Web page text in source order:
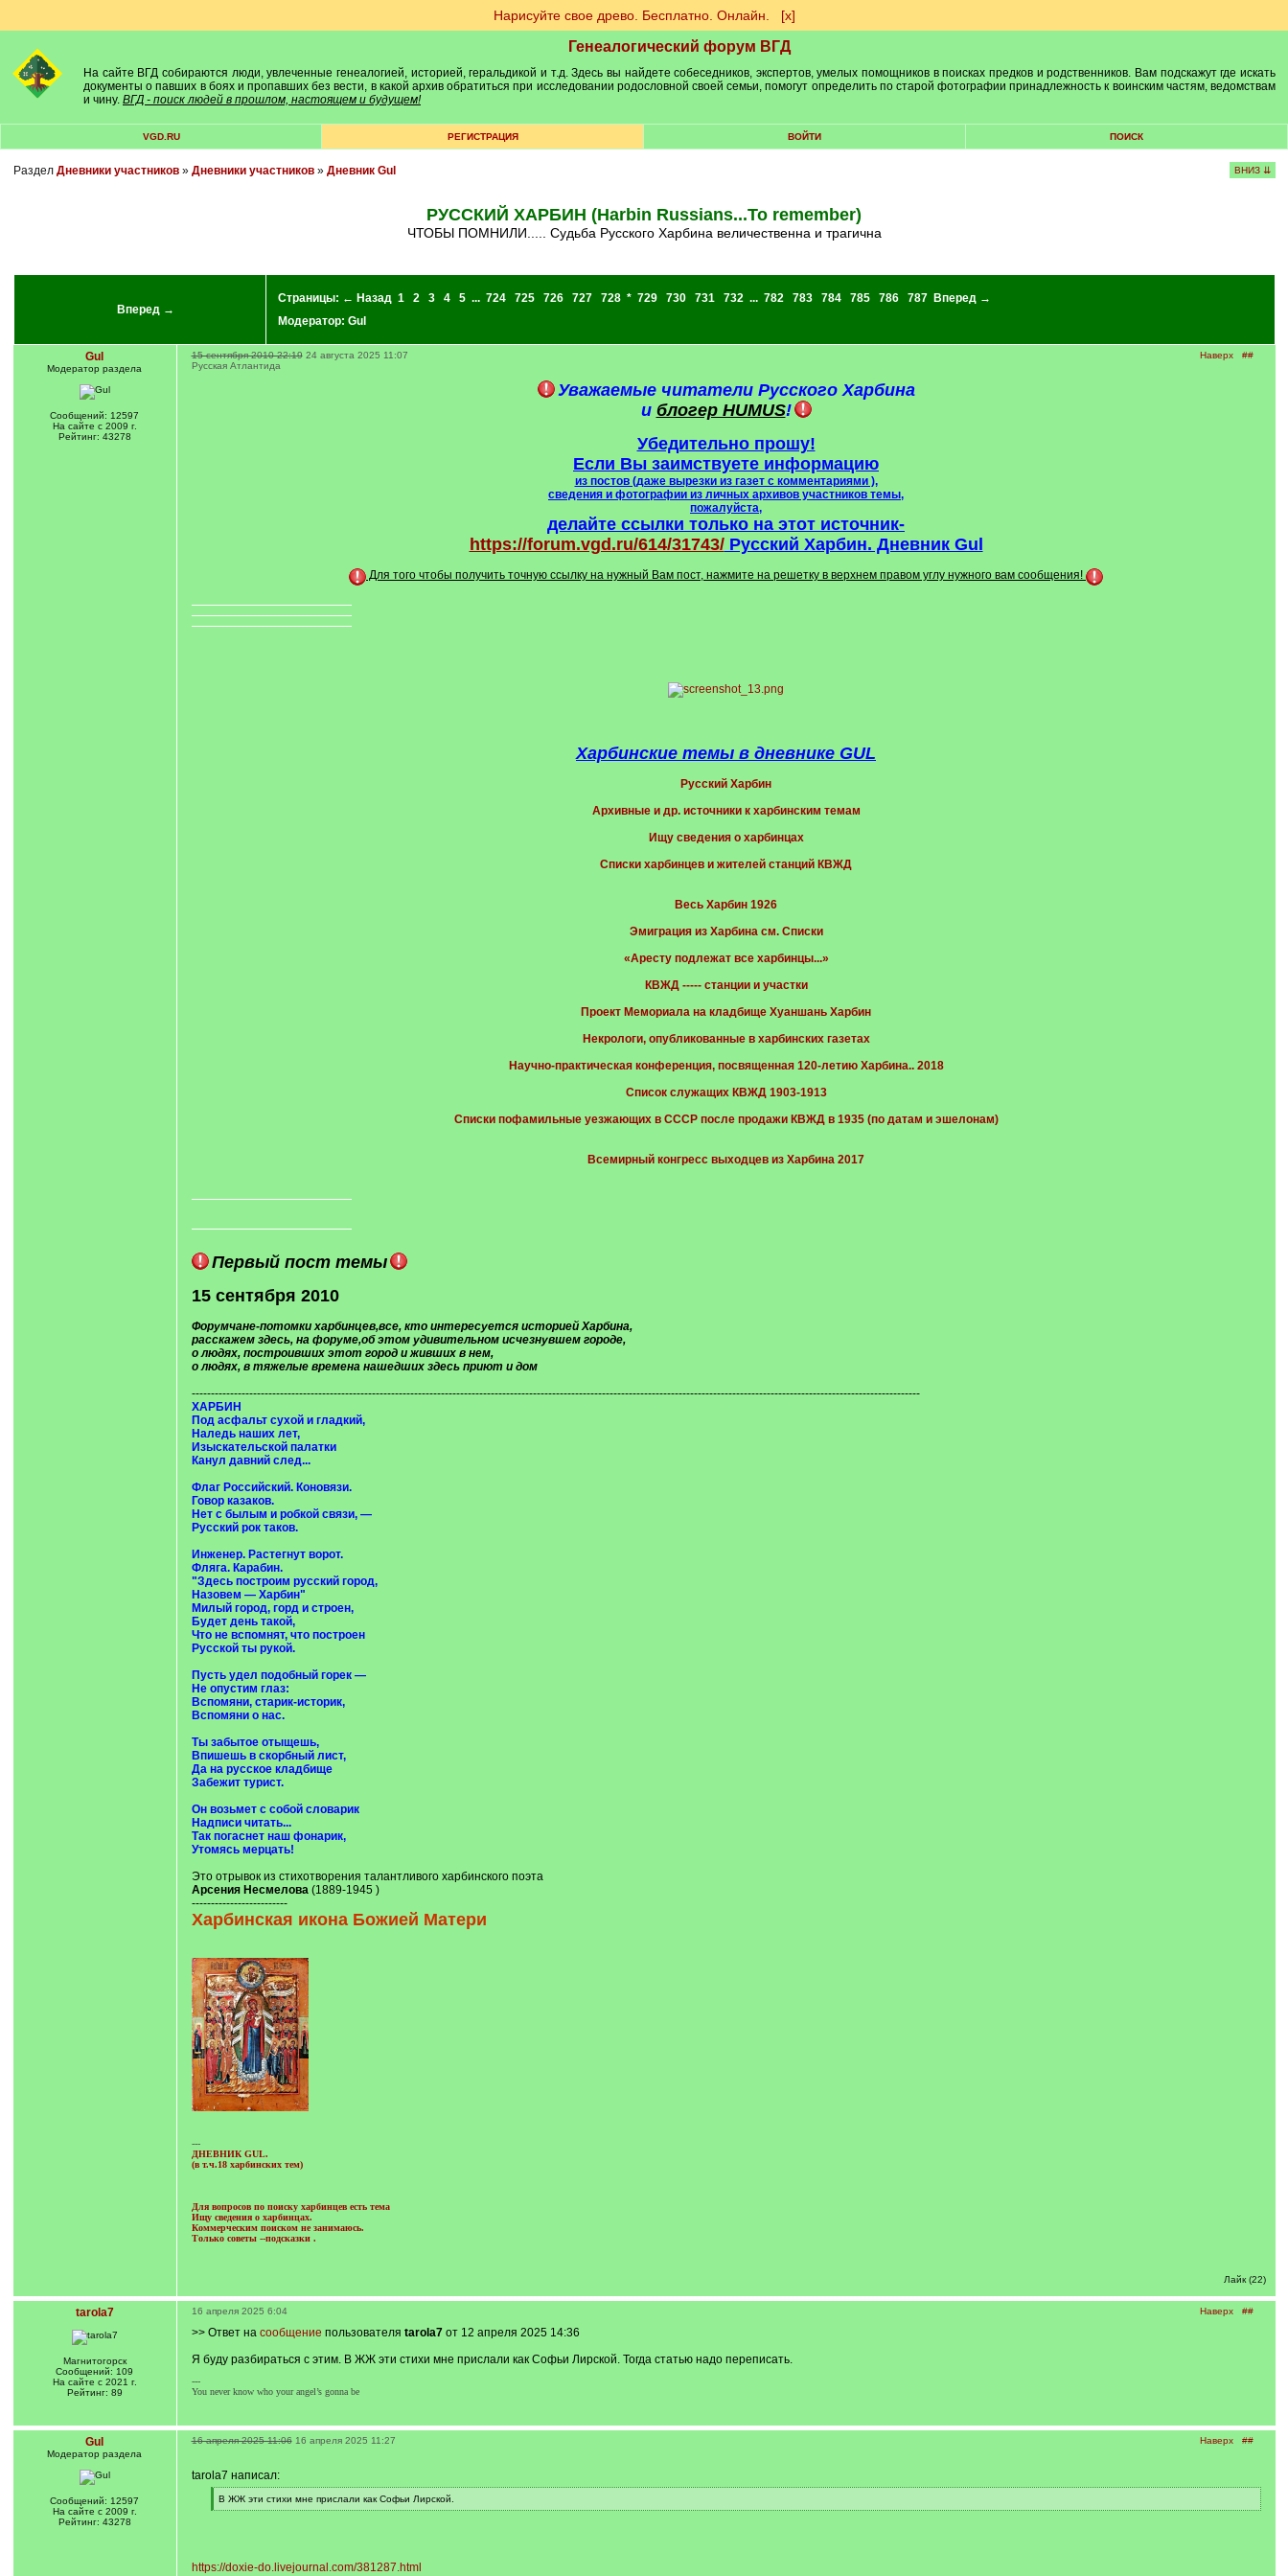
Нарисуйте свое древо. Бесплатно. Онлайн. [х]
Генеалогический форум ВГД
На сайте ВГД собираются люди, увлеченные генеалогией, историей, геральдикой и т.д. Здесь вы найдете собеседников, экспертов, умелых помощников в поисках предков и родственников. Вам подскажут где искать
документы о павших в боях и пропавших без вести, в какой архив обратиться при исследовании родословной своей семьи, помогут определить по старой фотографии принадлежность к воинским частям, ведомствам
и чину. ВГД - поиск людей в прошлом, настоящем и будущем!
VGD.RU РЕГИСТРАЦИЯ ВОЙТИ ПОИСК
Раздел Дневники участников» Дневники участников» Дневник Gul ВНИЗ ⇊
РУССКИЙ ХАРБИН (Harbin Russians...To remember)
ЧТОБЫ ПОМНИЛИ..... Судьба Русского Харбина величественна и трагична
Вперед →
Страницы: ← Назад 1 2 3 4 5 ... 724 725 726 727 728 * 729 730 731 732 ... 782 783 784 785 786 787
Вперед →
Модератор: Gul
Gul
Модератор раздела
Сообщений: 12597
На сайте с 2009 г.
Рейтинг: 43278
Наверх ##
15 сентября 2010 22:19 24 августа 2025 11:07
Русская Атлантида
Уважаемые читатели Русского Харбина
и блогер HUMUS!
Убедительно прошу!
Если Вы заимствуете информацию
из постов (даже вырезки из газет с комментариями ),
сведения и фотографии из личных архивов участников темы,
пожалуйста,
делайте ссылки только на этот источник-
https://forum.vgd.ru/614/31743/Русский Харбин. Дневник Gul
Для того чтобы получить точную ссылку на нужный Вам пост, нажмите на решетку в верхнем правом углу нужного вам сообщения!
Харбинские темы в дневнике GUL
Русский Харбин
Архивные и др. источники к харбинским темам
Ищу сведения о харбинцах
Cписки харбинцев и жителей станций КВЖД
Весь Харбин 1926
Эмиграция из Харбина см. Списки
«Аресту подлежат все харбинцы...»
КВЖД ----- станции и участки
Проект Мемориала на кладбище Хуаншань Харбин
Некрологи, опубликованные в харбинских газетах
Научно-практическая конференция, посвященная 120-летию Харбина.. 2018
Список служащих КВЖД 1903-1913
Списки пофамильные уезжающих в СССР после продажи КВЖД в 1935 (по датам и эшелонам)
Всемирный конгресс выходцев из Харбина 2017
Первый пост темы
15 сентября 2010
Форумчане-потомки харбинцев,все, кто интересуется историей Харбина,
расскажем здесь, на форуме,об этом удивительном исчезнувшем городе,
о людях, построивших этот город и живших в нем,
о людях, в тяжелые времена нашедших здесь приют и дом
----------------------------------------------------------------------------------------------------------------------------------------------------------------------------------------------
ХАРБИН
Под асфальт сухой и гладкий,
Наледь наших лет,
Изыскательской палатки
Канул давний след...
Флаг Российский. Коновязи.
Говор казаков.
Нет с былым и робкой связи, —
Русский рок таков.
Инженер. Растегнут ворот.
Фляга. Карабин.
"Здесь построим русский город,
Назовем — Харбин"
Милый город, горд и строен,
Будет день такой,
Что не вспомнят, что построен
Русской ты рукой.
Пусть удел подобный горек —
Не опустим глаз:
Вспомяни, старик-историк,
Вспомяни о нас.
Ты забытое отыщешь,
Впишешь в скорбный лист,
Да на русское кладбище
Забежит турист.
Он возьмет с собой словарик
Надписи читать...
Так погаснет наш фонарик,
Утомясь мерцать!
Это отрывок из стихотворения талантливого харбинского поэта
Арсения Несмелова (1889-1945 )
-------------------------
Харбинская икона Божией Матери
---
ДНЕВНИК GUL.
(в т.ч.18 харбинских тем)
Для вопросов по поиску харбинцев есть тема
Ищу сведения о харбинцах.
Коммерческим поиском не занимаюсь.
Только советы --подсказки .
Лайк (22)
tarola7
Магнитогорск
Сообщений: 109
На сайте с 2021 г.
Рейтинг: 89
Наверх ##
16 апреля 2025 6:04
>> Ответ на сообщение пользователя tarola7от 12 апреля 2025 14:36
Я буду разбираться с этим. В ЖЖ эти стихи мне прислали как Софьи Лирской. Тогда статью надо переписать.
---
You never know who your angel’s gonna be
Gul
Модератор раздела
Сообщений: 12597
На сайте с 2009 г.
Рейтинг: 43278
Наверх ##
16 апреля 2025 11:06 16 апреля 2025 11:27
tarola7 написал:
[
q
В ЖЖ эти стихи мне прислали как Софьи Лирской.
[
https://doxie-do.livejournal.com/381287.html